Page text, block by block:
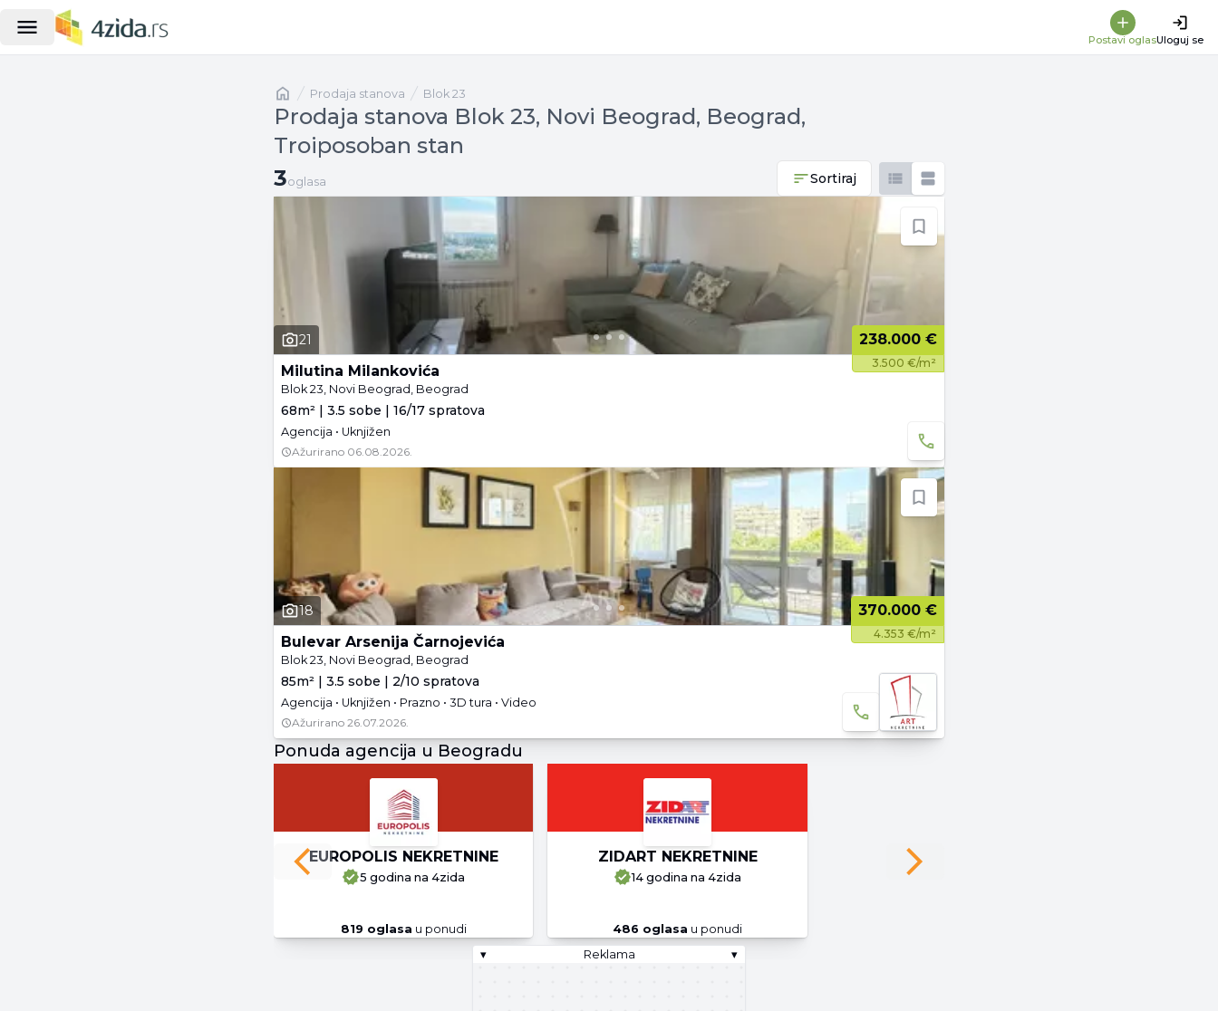
Postavi oglasUloguj se
Naslovnaprodaja stanova Blok 23
Prodaja stanova Blok 23, Novi Beograd, Beograd,
Troiposoban stan
3 oglasa
3oglasa Sortiraj
21 238.000 €
3.500 €/m²
Milutina Milankovića
Blok 23, Novi Beograd, Beograd
68m² | 3.5 sobe | 16/17 spratova
Agencija • Uknjižen
Ažurirano 06.08.2026.
18 370.000 €
4.353 €/m²
Bulevar Arsenija Čarnojevića
Blok 23, Novi Beograd, Beograd
85m² | 3.5 sobe | 2/10 spratova
Agencija • Uknjižen • Prazno • 3D tura • Video
Ažurirano 26.07.2026.
Ponuda agencija u Beogradu
EUROPOLIS NEKRETNINE
5 godina na 4zida
819 oglasa u ponudi
ZIDART NEKRETNINE
14 godina na 4zida
486 oglasa u ponudi
Previous slide Next slide
▾ Reklama ▾